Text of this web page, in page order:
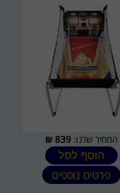
המחיר שלנו:839
₪
הוסף לסל
פרטים נוספים